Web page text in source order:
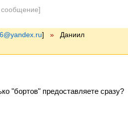
сообщение]
] » Даниил
"бортов" предоставляете сразу?